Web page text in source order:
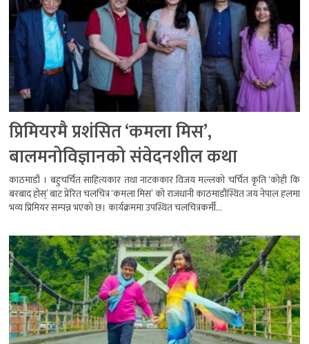
प्रिमियरमै प्रशंसित ‘कमला मिस’,
बालमनोविज्ञानको संवेदनशील कथा
काठमाडौं । बहुचर्चित साहित्यकार तथा नाटककार विजय मल्लको चर्चित कृति ‘कोही कि
बरबाद होस्’ बाट प्रेरित चलचित्र ‘कमला मिस’ को राजधानी काठमाडौंस्थित जय नेपाल हलमा
भव्य प्रिमियर सम्पन्न भएको छ। कार्यक्रममा उपस्थित चलचित्रकर्मी...